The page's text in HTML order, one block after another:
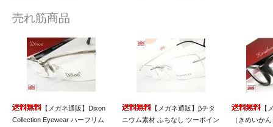
売れ筋商品
【メガネ通販】Dixon
Collection Eyewear ハーフリム
【メガネ通販】βチタ
ニウム素材 ふちなし ツーポイン
【
（きめいか